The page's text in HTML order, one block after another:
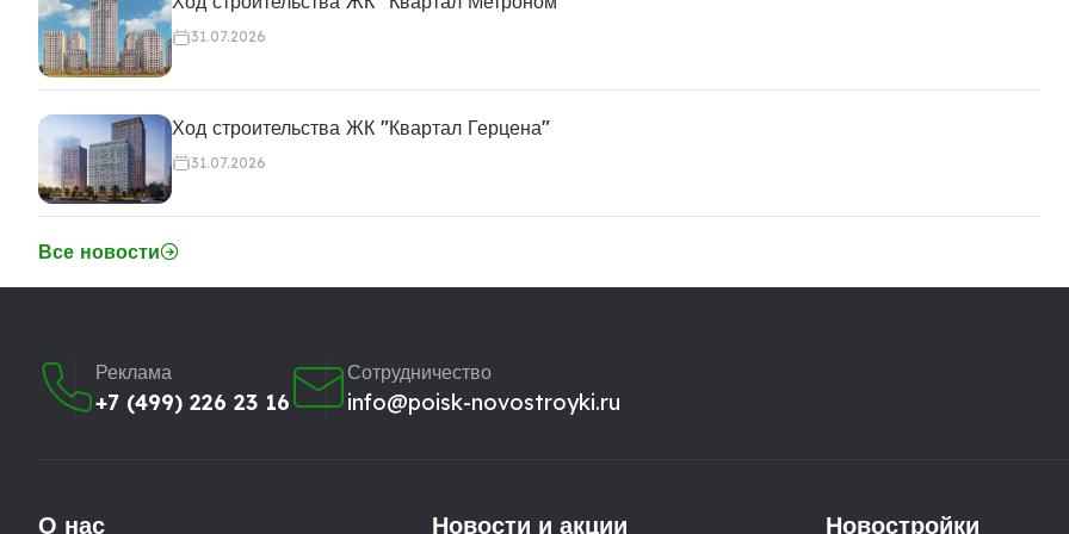
31.07.2026
Ход строительства ЖК "Квартал Герцена"
31.07.2026
Все новости
Реклама
+7 (499) 226 23 16
Сотрудничество
info@poisk-novostroyki.ru
О нас Новости и акции Новостройки